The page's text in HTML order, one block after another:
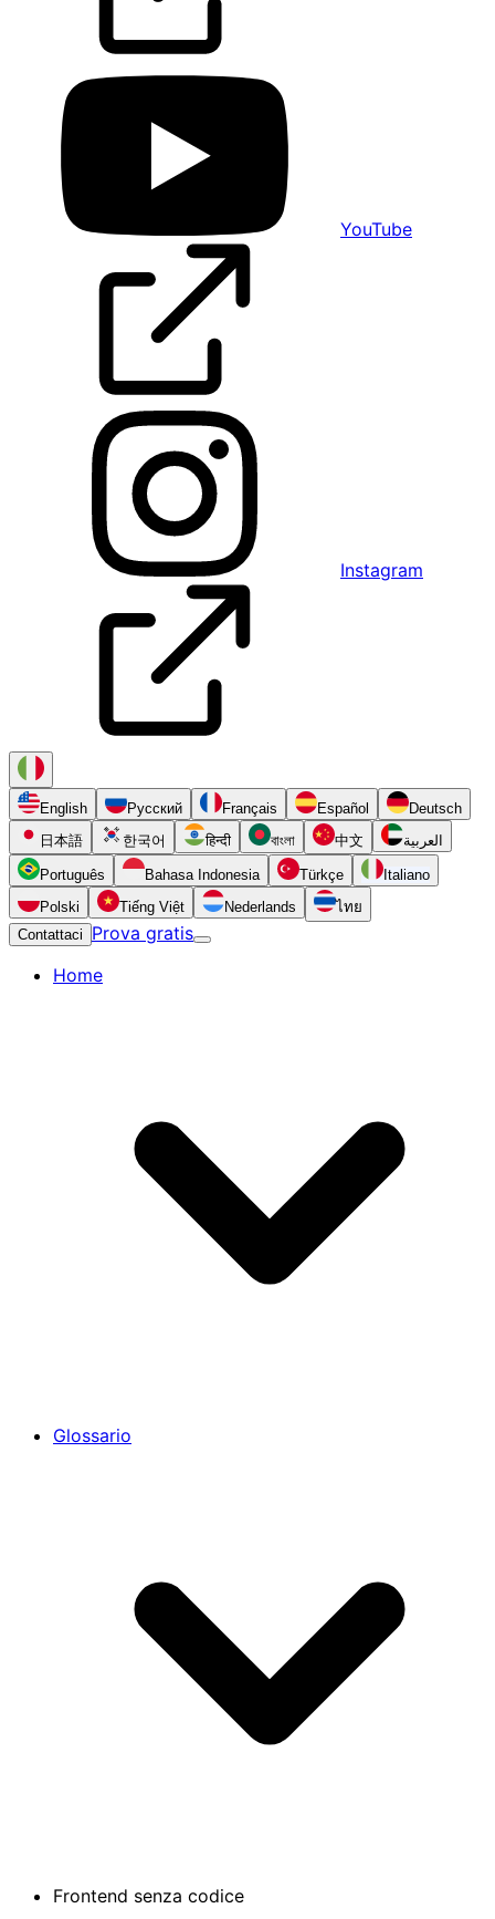
YouTube
Instagram
English Русский Français Español
Deutsch
日本語
한국어 हिन्दी বাংলা 中文 العربية
Português Bahasa Indonesia Türkçe
Italiano
Polski
Tiếng Việt Nederlands
ไทย
Contattaci
Prova gratis
Home
Glossario
Frontend senza codice